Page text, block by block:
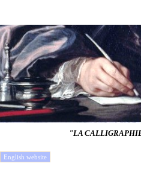
"LA
English website